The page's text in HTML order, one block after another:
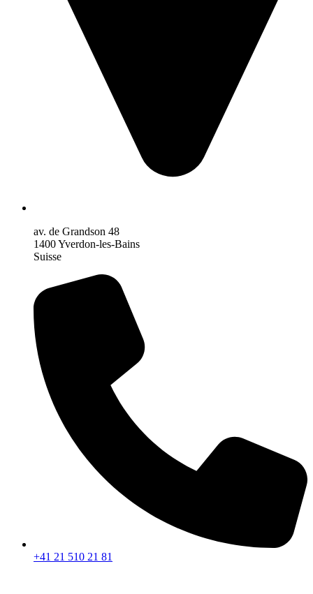
av. de Grandson 48
1400 Yverdon-les-Bains
Suisse
+41 21 510 21 81